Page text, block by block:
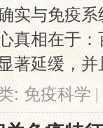
实与免疫
真相在于
著延缓，
: 免疫科学 |